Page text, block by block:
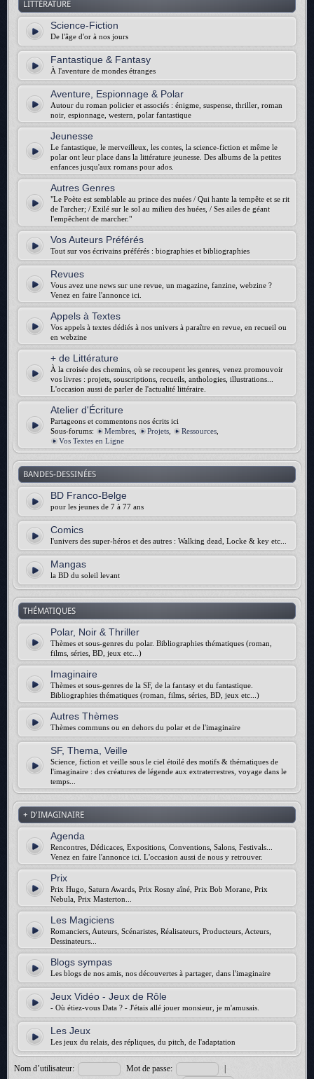
LITTÉRATURE
Science-Fiction
De l'âge d'or à nos jours
Fantastique & Fantasy
À l'aventure de mondes étranges
Aventure, Espionnage & Polar
Autour du roman policier et associés : énigme, suspense, thriller, roman
noir, espionnage, western, polar fantastique
Jeunesse
Le fantastique, le merveilleux, les contes, la science-fiction et même le
polar ont leur place dans la littérature jeunesse. Des albums de la petites
enfances jusqu'aux romans pour ados.
Autres Genres
"Le Poète est semblable au prince des nuées / Qui hante la tempête et se rit
de l'archer; / Exilé sur le sol au milieu des huées, / Ses ailes de géant
l'empêchent de marcher."
Vos Auteurs Préférés
Tout sur vos écrivains préférés : biographies et bibliographies
Revues
Vous avez une news sur une revue, un magazine, fanzine, webzine ?
Venez en faire l'annonce ici.
Appels à Textes
Vos appels à textes dédiés à nos univers à paraître en revue, en recueil ou
en webzine
+ de Littérature
À la croisée des chemins, où se recoupent les genres, venez promouvoir
vos livres : projets, souscriptions, recueils, anthologies, illustrations...
L'occasion aussi de parler de l'actualité littéraire.
Atelier d'Écriture
Partageons et commentons nos écrits ici
Sous-forums:
Membres Projets Ressources
Vos Textes en Ligne
BANDES-DESSINÉES
BD Franco-Belge
pour les jeunes de 7 à 77 ans
Comics
l'univers des super-héros et des autres : Walking dead, Locke & key etc...
Mangas
la BD du soleil levant
THÉMATIQUES
Polar, Noir & Thriller
Thèmes et sous-genres du polar. Bibliographies thématiques (roman,
films, séries, BD, jeux etc...)
Imaginaire
Thèmes et sous-genres de la SF, de la fantasy et du fantastique.
Bibliographies thématiques (roman, films, séries, BD, jeux etc...)
Autres Thèmes
Thèmes communs ou en dehors du polar et de l'imaginaire
SF, Thema, Veille
Science, fiction et veille sous le ciel étoilé des motifs & thématiques de
l'imaginaire : des créatures de légende aux extraterrestres, voyage dans le
temps...
+ D'IMAGINAIRE
Agenda
Rencontres, Dédicaces, Expositions, Conventions, Salons, Festivals...
Venez en faire l'annonce ici. L'occasion aussi de nous y retrouver.
Prix
Prix Hugo, Saturn Awards, Prix Rosny aîné, Prix Bob Morane, Prix
Nebula, Prix Masterton...
Les Magiciens
Romanciers, Auteurs, Scénaristes, Réalisateurs, Producteurs, Acteurs,
Dessinateurs...
Blogs sympas
Les blogs de nos amis, nos découvertes à partager, dans l'imaginaire
Jeux Vidéo - Jeux de Rôle
- Où étiez-vous Data ? - J'étais allé jouer monsieur, je m'amusais.
Les Jeux
Les jeux du relais, des répliques, du pitch, de l'adaptation
Nom d’utilisateur: Mot de passe:
|